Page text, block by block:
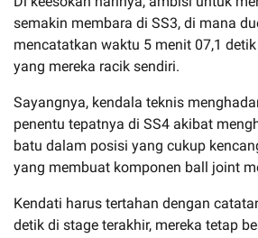
semakin membara di SS3, di mana
mencatatkan waktu 5 menit 07,1
yang mereka racik sendiri.
Sayangnya, kendala teknis
penentu tepatnya di SS4 akibat
batu dalam posisi yang cukup
yang membuat komponen ball joint
Kendati harus tertahan dengan
detik di stage terakhir, mereka tetap